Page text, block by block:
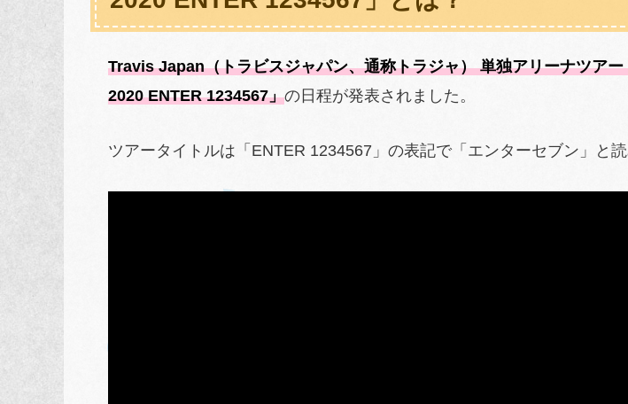
Travis Japan（トラビスジャパン、通称トラジャ） 単独アリーナツア
2020 ENTER 1234567」の日程が発表されました。
ツアータイトルは「ENTER 1234567」の表記で「エンターセブン」と読